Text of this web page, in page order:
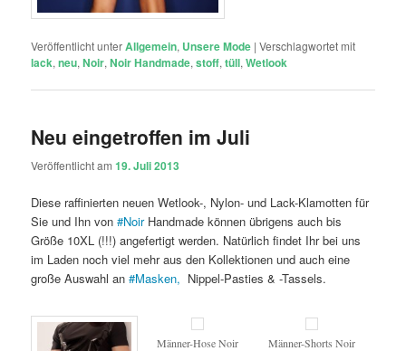
Veröffentlicht unterAllgemein, Unsere Mode |Verschlagwortet mit
lack,neu,Noir,Noir Handmade,stoff,tüll,Wetlook
Neu eingetroffen im Juli
Veröffentlicht am19. Juli 2013
Diese raffinierten neuen Wetlook-, Nylon- und Lack-Klamotten für
Sie und Ihn von #NoirHandmade können übrigens auch bis
Größe 10XL (!!!) angefertigt werden. Natürlich findet Ihr bei uns
im Laden noch viel mehr aus den Kollektionen und auch eine
große Auswahl an #Masken, Nippel-Pasties & -Tassels.
Männer-Hose Noir
Männer-Shorts Noir